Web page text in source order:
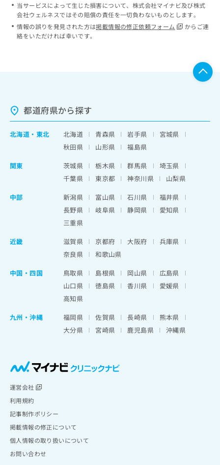
当サービスによって生じた損害について、株式会社マイナビ及び株式
会社ウェルネスではその賠償の責任を一切負わないものとします。
情報の誤りを発見された方は掲載情報の修正依頼フォーム
からご連
絡をいただければ幸いです。
都道府県から探す
北海道 ・ 東北 北海道 青森県 岩手県
宮城県
秋田県
山形県
福島県
関東
茨城県 栃木県 群馬県
埼玉県
千葉県
東京都 神奈川県
山梨県
中部
新潟県 富山県 石川県
福井県
長野県
岐阜県 静岡県
愛知県
三重県
近畿
滋賀県 京都府 大阪府
兵庫県
奈良県
和歌山県
中国・四国
鳥取県 島根県 岡山県
広島県
山口県
徳島県 香川県
愛媛県
高知県
九州・沖縄
福岡県 佐賀県 長崎県
熊本県
大分県
宮崎県 鹿児島県 沖縄県
運営会社
利用規約
記事制作ポリシー
掲載情報の修正について
個人情報の取り扱いについて
お問い合わせ